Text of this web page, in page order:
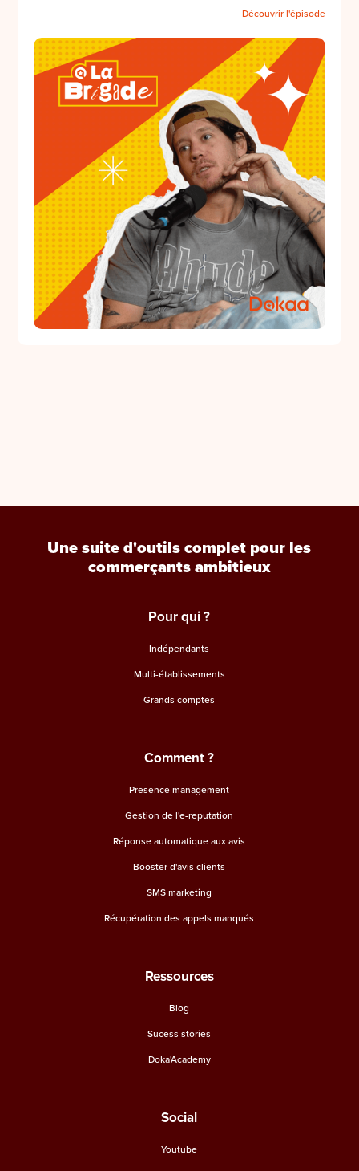
Découvrir l'épisode
Une suite d'outils complet pour les
commerçants ambitieux
Pour qui ?
Indépendants
Multi-établissements
Grands comptes
Comment ?
Presence management
Gestion de l'e-reputation
Réponse automatique aux avis
Booster d'avis clients
SMS marketing
Récupération des appels manqués
Ressources
Blog
Sucess stories
Doka'Academy
Social
Youtube